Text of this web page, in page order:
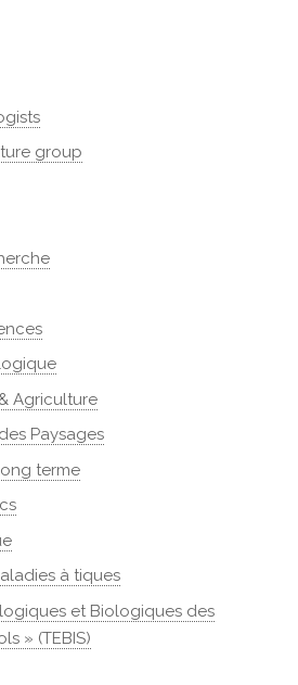
group
Agriculture
Paysages
terme
à tiques
et Biologiques des
» (TEBIS)